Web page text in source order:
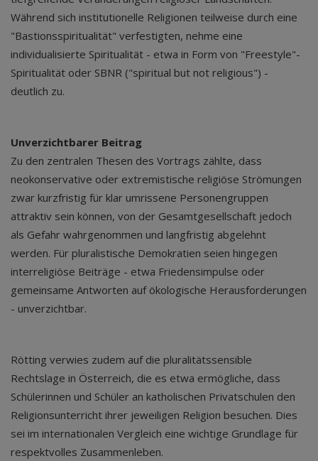
Während sich institutionelle Religionen teilweise durch eine
"Bastionsspiritualität" verfestigten, nehme eine
individualisierte Spiritualität - etwa in Form von "Freestyle"-
Spiritualität oder SBNR ("spiritual but not religious") -
deutlich zu.
Unverzichtbarer Beitrag
Zu den zentralen Thesen des Vortrags zählte, dass
neokonservative oder extremistische religiöse Strömungen
zwar kurzfristig für klar umrissene Personengruppen
attraktiv sein können, von der Gesamtgesellschaft jedoch
als Gefahr wahrgenommen und langfristig abgelehnt
werden. Für pluralistische Demokratien seien hingegen
interreligiöse Beiträge - etwa Friedensimpulse oder
gemeinsame Antworten auf ökologische Herausforderungen
- unverzichtbar.
Rötting verwies zudem auf die pluralitätssensible
Rechtslage in Österreich, die es etwa ermögliche, dass
Schülerinnen und Schüler an katholischen Privatschulen den
Religionsunterricht ihrer jeweiligen Religion besuchen. Dies
sei im internationalen Vergleich eine wichtige Grundlage für
respektvolles Zusammenleben.